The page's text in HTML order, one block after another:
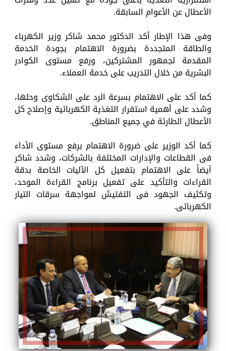
الأعطال عن الأعوام السابقة.
وفى هذا الإطار أكد الدكتور محمد شاكر وزير الكهرباء
والطاقة المتجددة بضرورة الاهتمام بجودة الخدمة
المقدمة لجمهور المشتركين، ورفع مستوى الكوادر
البشرية من خلال التدريب على خدمة العملاء.
كما أكد على الاهتمام بسرعة الرد على الشكاوى وحلها،
وشدد على أهمية استقرار التغذية الكهربائية وإصلاح كل
الأعطال الطارئة في جميع المناطق.
كما أكد الوزير على ضرورة الاهتمام برفع مستوى الأداء
فى القطاعات والإدارات المختلفة بالشركات، وشدد شاكر
أيضاً على الاهتمام بتفعيل كل الآليات الخاصة بدقة
القراءات والتأكيد على تفعيل برنامج القراءة الموحد،
وتكثيف الجهود فى التفتيش لمواجهة سرقات التيار
الكهربائى.